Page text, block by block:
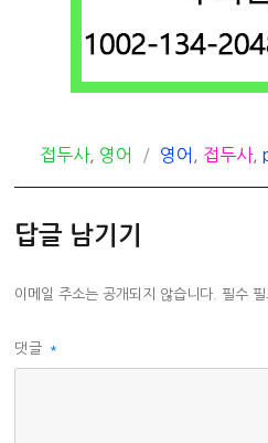
카
리
접두사, 영어
태
영어 접두사,
답글 남기기
이메일 주소는 공개되지 않습니다. 필수
댓글 *